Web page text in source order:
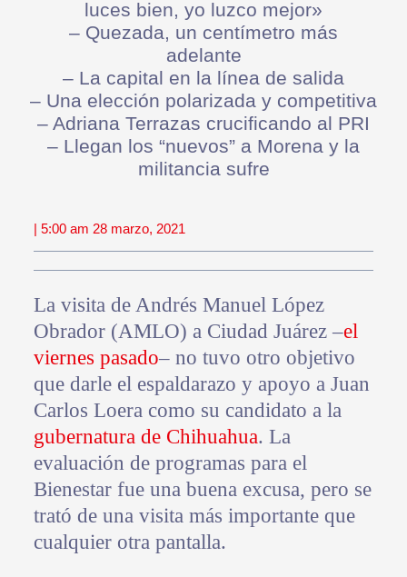
luces bien, yo luzco mejor»
– Quezada, un centímetro más
adelante
– La capital en la línea de salida
– Una elección polarizada y competitiva
– Adriana Terrazas crucificando al PRI
– Llegan los “nuevos” a Morena y la
militancia sufre
| 5:00 am 28 marzo, 2021
La visita de Andrés Manuel López
Obrador (AMLO) a Ciudad Juárez –el
viernes pasado– no tuvo otro objetivo
que darle el espaldarazo y apoyo a Juan
Carlos Loera como su candidato a la
gubernatura de Chihuahua. La
evaluación de programas para el
Bienestar fue una buena excusa, pero se
trató de una visita más importante que
cualquier otra pantalla.